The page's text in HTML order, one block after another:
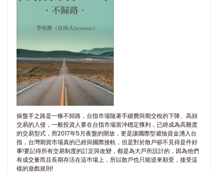
操盤手之路是一條不歸路，台指市場隨著手續費與期交稅的下降、高頻
交易的入侵，一般投資人要在台指市場當沖穩定獲利，已經成為高難度
的交易型式，而2017年5月夜盤的開放，更是讓國際型避險資金湧入台
指，台灣期貨市場真的已經與國際接軌，但是對於散戶卻不見得是件好
事!要記得所有交易制度的訂定與改變，都是為大戶所設計的，因為他們
有成交量而且長期存活在這巿場上，所以散戶也只能逆來順受，接受這
樣的遊戲規則!